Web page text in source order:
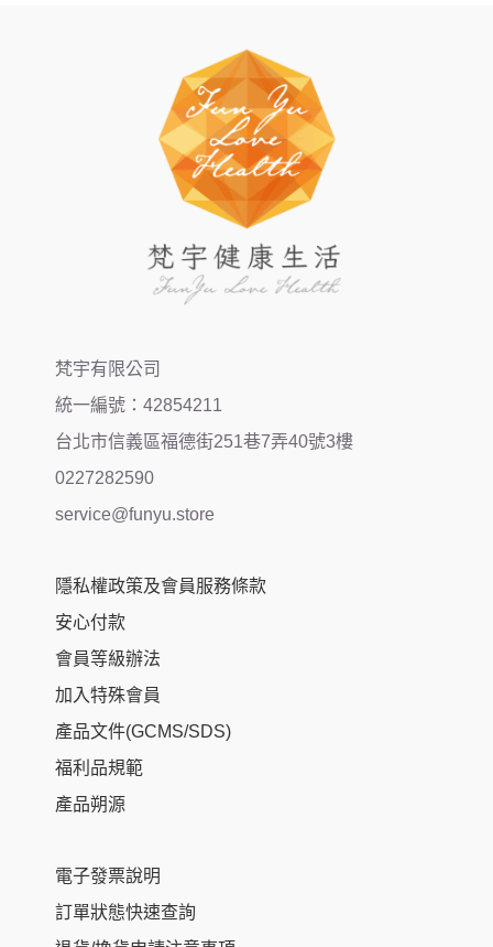
梵宇有限公司
統一編號：42854211
台北市信義區福德街251巷7弄40號3樓
0227282590
service@funyu.store
隱私權政策及會員服務條款
安心付款
會員等級辦法
加入特殊會員
產品文件(GCMS/SDS)
福利品規範
產品朔源
電子發票說明
訂單狀態快速查詢